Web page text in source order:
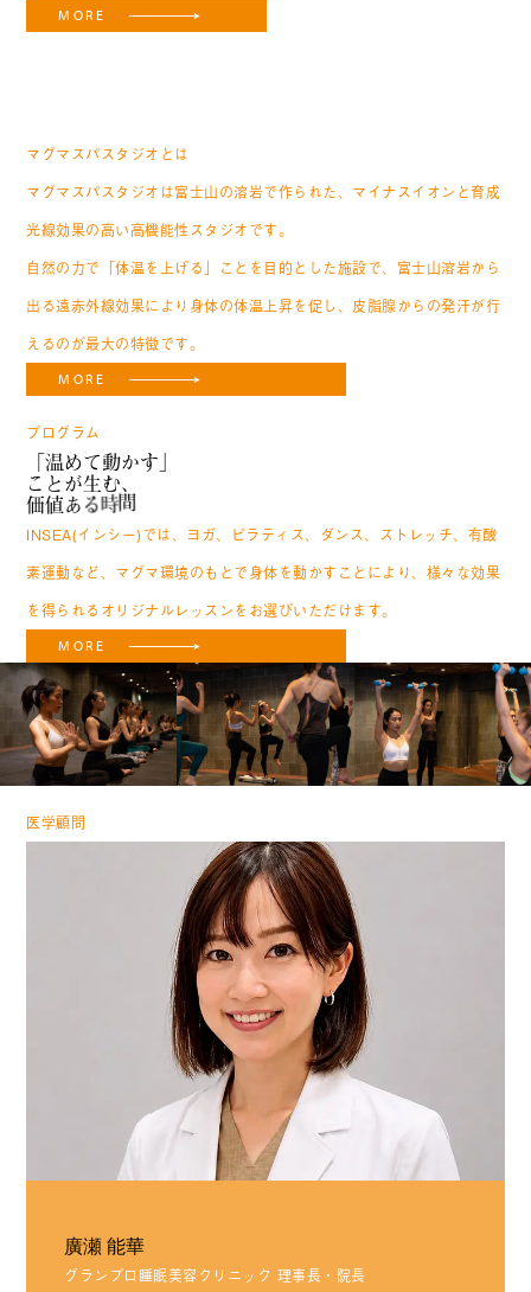
MORE
マグマスパスタジオとは
マグマスパスタジオは富士山の溶岩で作られた、 マイナスイオンと育成
光線効果の高い高機能性スタジオです。
自然の力で「体温を上げる」ことを目的とした施設で、 富士山溶岩から
出る遠赤外線効果により身体の体温上昇を促し、 皮脂腺からの発汗が行
えるのが最大の特徴です。
MORE
プログラム
「温めて動かす 」
こ とが生む、
価値ある時間
INSEA(インシー)では、ヨガ、ピラティス、ダンス、ストレッチ、有酸
素運動など、マグマ環境のもとで身体を動かすことにより、様々な効果
を得られるオリジナルレッスンをお選びいただけます。
MORE
医学顧問
廣瀬 能華
グランプロ睡眠美容クリニック 理事長・院長